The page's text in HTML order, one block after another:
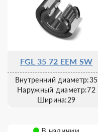
FGL 35 72 EEM SW
Внутренний диаметр:35
Наружный диаметр:72
Ширина:29